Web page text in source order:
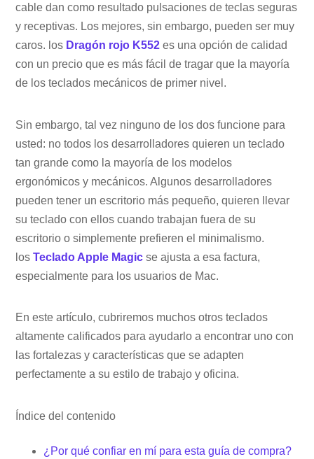
cable dan como resultado pulsaciones de teclas seguras
y receptivas. Los mejores, sin embargo, pueden ser muy
caros. los Dragón rojo K552 es una opción de calidad
con un precio que es más fácil de tragar que la mayoría
de los teclados mecánicos de primer nivel.
Sin embargo, tal vez ninguno de los dos funcione para
usted: no todos los desarrolladores quieren un teclado
tan grande como la mayoría de los modelos
ergonómicos y mecánicos. Algunos desarrolladores
pueden tener un escritorio más pequeño, quieren llevar
su teclado con ellos cuando trabajan fuera de su
escritorio o simplemente prefieren el minimalismo.
losTeclado Apple Magic se ajusta a esa factura,
especialmente para los usuarios de Mac.
En este artículo, cubriremos muchos otros teclados
altamente calificados para ayudarlo a encontrar uno con
las fortalezas y características que se adapten
perfectamente a su estilo de trabajo y oficina.
Índice del contenido
¿Por qué confiar en mí para esta guía de compra?